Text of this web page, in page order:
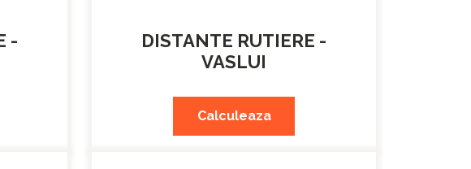
-
DISTANTE RUTIERE -
VASLUI
Calculeaza